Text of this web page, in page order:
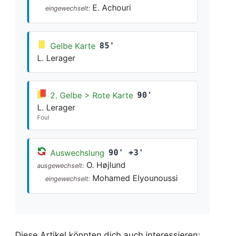
eingewechselt: E. Achouri
Gelbe Karte 85'
L. Lerager
2. Gelbe > Rote Karte 90'
L. Lerager
Foul
Auswechslung 90' +3'
ausgewechselt: O. Højlund
eingewechselt: Mohamed Elyounoussi